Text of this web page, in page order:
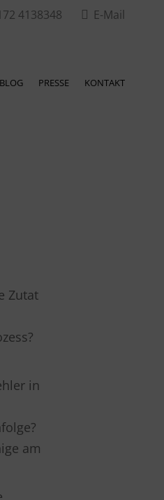
4138348  E-Mail
BLOG PRESSE KONTAKT
Zutat
in
am